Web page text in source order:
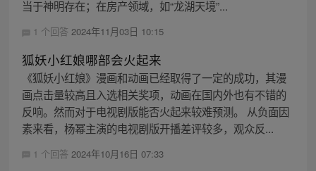
当于神明存在；在房产领域，如“龙湖天境”...
1 个回答 2024年11月03日 10:15
狐妖小红娘哪部会火起来
《狐妖小红娘》漫画和动画已经取得了一定的成功，其漫
画点击量较高且入选相关奖项，动画在国内外也有不错的
反响。然而对于电视剧版能否火起来较难预测。 从负面因
素来看，杨幂主演的电视剧版开播差评较多，观众反...
1 个回答 2024年10月16日 07:33